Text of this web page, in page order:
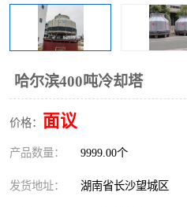
哈尔滨400吨冷却塔
价格： 面议
产品数量： 9999.00个
发货地址： 湖南省长沙望城区